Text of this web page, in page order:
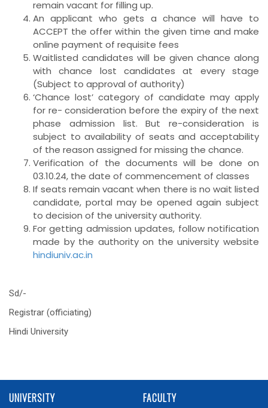
remain vacant for filling up.
An applicant who gets a chance will have to
ACCEPT the offer within the given time and make
online payment of requisite fees
Waitlisted candidates will be given chance along
with chance lost candidates at every stage
(Subject to approval of authority)
‘Chance lost’ category of candidate may apply
for re- consideration before the expiry of the next
phase admission list. But re-consideration is
subject to availability of seats and acceptability
of the reason assigned for missing the chance.
Verification of the documents will be done on
03.10.24, the date of commencement of classes
If seats remain vacant when there is no wait listed
candidate, portal may be opened again subject
to decision of the university authority.
For getting admission updates, follow notification
made by the authority on the university website
hindiuniv.ac.in
Sd/-
Registrar (officiating)
Hindi University
UNIVERSITY FACULTY